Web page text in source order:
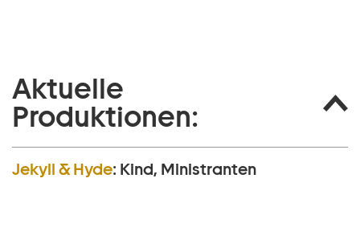
Aktuelle
Produktionen:
Jekyll & Hyde: Kind, Ministranten